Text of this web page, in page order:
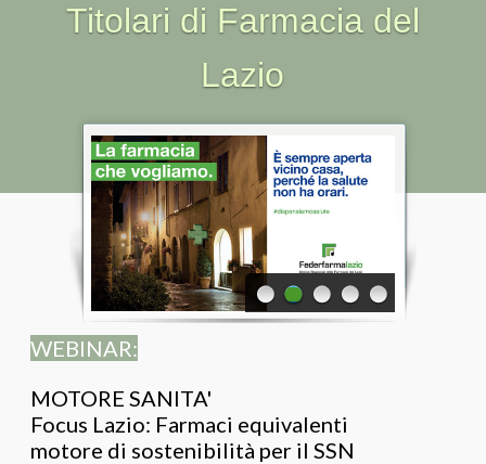
Area riservata
Titolari di Farmacia del
Lazio
WEBINAR:
MOTORE SANITA'
Focus Lazio: Farmaci equivalenti
motore di sostenibilità per il SSN